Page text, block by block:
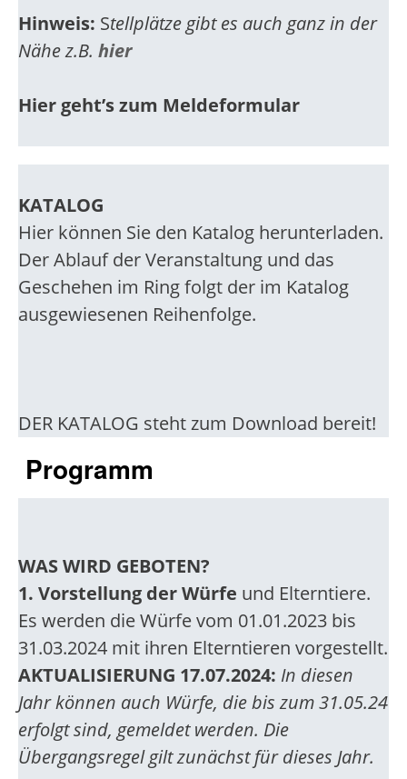
Hinweis: Stellplätze gibt es auch ganz in der
Nähe z.B. hier
Hier geht’s zum Meldeformular
KATALOG
Hier können Sie den Katalog herunterladen.
Der Ablauf der Veranstaltung und das
Geschehen im Ring folgt der im Katalog
ausgewiesenen Reihenfolge.
DER KATALOG steht zum Download bereit!
Programm
WAS WIRD GEBOTEN?
1. Vorstellung der Würfe und Elterntiere.
Es werden die Würfe vom 01.01.2023 bis
31.03.2024 mit ihren Elterntieren vorgestellt.
AKTUALISIERUNG 17.07.2024: In diesen
Jahr können auch Würfe, die bis zum 31.05.24
erfolgt sind, gemeldet werden. Die
Übergangsregel gilt zunächst für dieses Jahr.